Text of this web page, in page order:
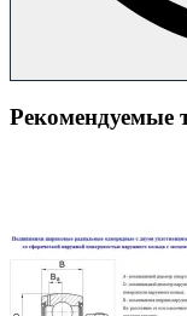
Рекомендуемые